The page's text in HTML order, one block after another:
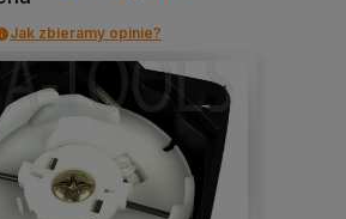
Jak zbieramy opinie?